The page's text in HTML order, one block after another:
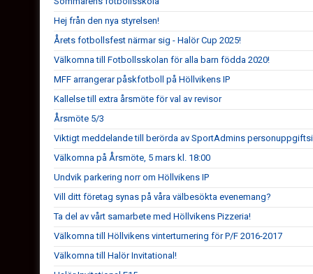
Hej från den nya styrelsen!
Årets fotbollsfest närmar sig - Halör Cup 2025!
Välkomna till Fotbollsskolan för alla barn födda 2020!
MFF arrangerar påskfotboll på Höllvikens IP
Kallelse till extra årsmöte för val av revisor
Årsmöte 5/3
Viktigt meddelande till berörda av SportAdmins
Välkomna på Årsmöte, 5 mars kl. 18:00
Undvik parkering norr om Höllvikens IP
Vill ditt företag synas på våra välbesökta evenemang?
Ta del av vårt samarbete med Höllvikens Pizzeria!
Välkomna till Höllvikens vinterturnering för P/F 2016-2017
Välkomna till Halör Invitational!